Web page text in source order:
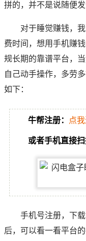
拼的，并不是说随便
对于睡觉赚钱，
费时间，想用手机赚
规长期的靠谱平台，
自己动手操作，多劳
如下：
牛帮注册： 点
或者手机直接
手机号注册，下
后，可以看一看平台